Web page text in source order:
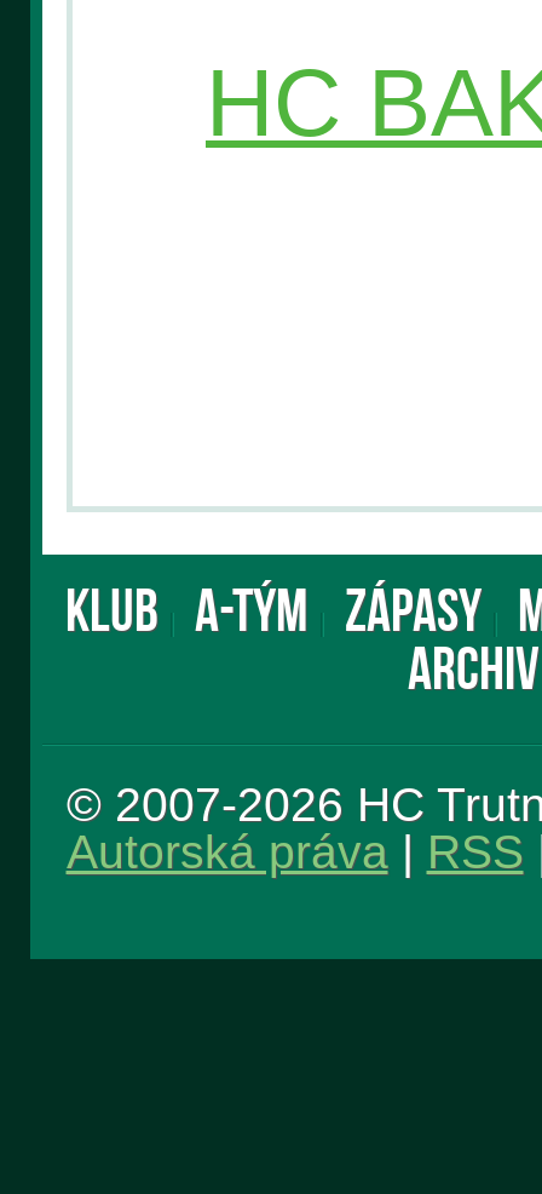
HC
KLUB A-TÝM ZÁPASY
ARCHIV
© 2007-2026 HC
Autorská práva| RSS